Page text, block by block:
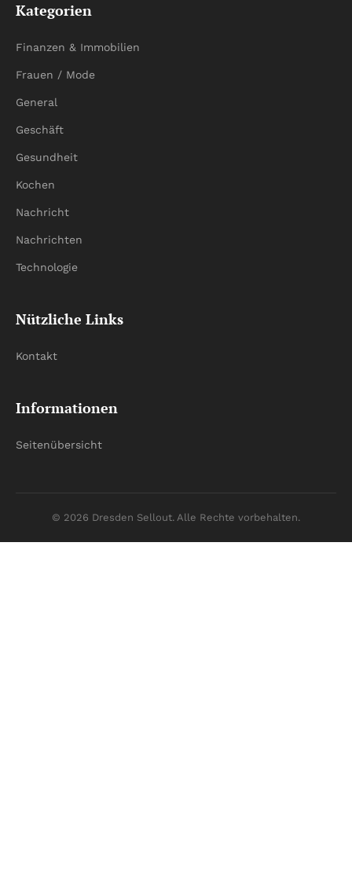
Kategorien
Finanzen & Immobilien
Frauen / Mode
General
Geschäft
Gesundheit
Kochen
Nachricht
Nachrichten
Technologie
Nützliche Links
Kontakt
Informationen
Seitenübersicht
© 2026 Dresden Sellout. Alle Rechte vorbehalten.